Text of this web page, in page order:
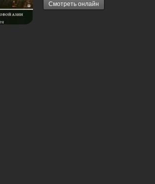
Смотреть онлайн